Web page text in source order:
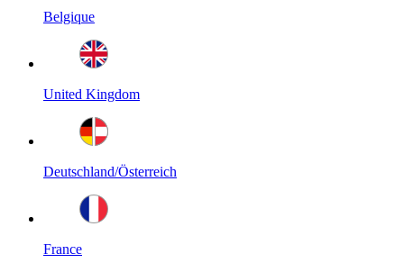
Belgique
United Kingdom
Deutschland/Österreich
France